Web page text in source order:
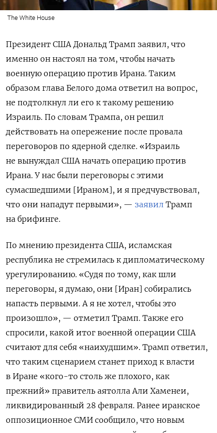
The White House
Президент США Дональд Трамп заявил, что
именно он настоял на том, чтобы начать
военную операцию против Ирана. Таким
образом глава Белого дома ответил на вопрос,
не подтолкнул ли его к такому решению
Израиль. По словам Трампа, он решил
действовать на опережение после провала
переговоров по ядерной сделке. «Израиль
не вынуждал США начать операцию против
Ирана. У нас были переговоры с этими
сумасшедшими [Ираном], и я предчувствовал,
что они нападут первыми», — заявил Трамп
на брифинге.
По мнению президента США, исламская
республика не стремилась к дипломатическому
урегулированию. «Судя по тому, как шли
переговоры, я думаю, они [Иран] собирались
напасть первыми. А я не хотел, чтобы это
произошло», — отметил Трамп. Также его
спросили, какой итог военной операции США
считают для себя «наихудшим». Трамп ответил,
что таким сценарием станет приход к власти
в Иране «кого-то столь же плохого, как
прежний» правитель аятолла Али Хаменеи,
ликвидированный 28 февраля. Ранее иранское
оппозиционное СМИ сообщило, что новым